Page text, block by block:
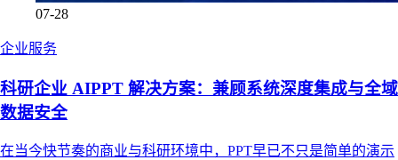
07-28
企业服务
科研企业 AIPPT 解决方案：兼顾系统深度集成与全域
数据安全
在当今快节奏的商业与科研环境中，PPT早已不只是简单的演示